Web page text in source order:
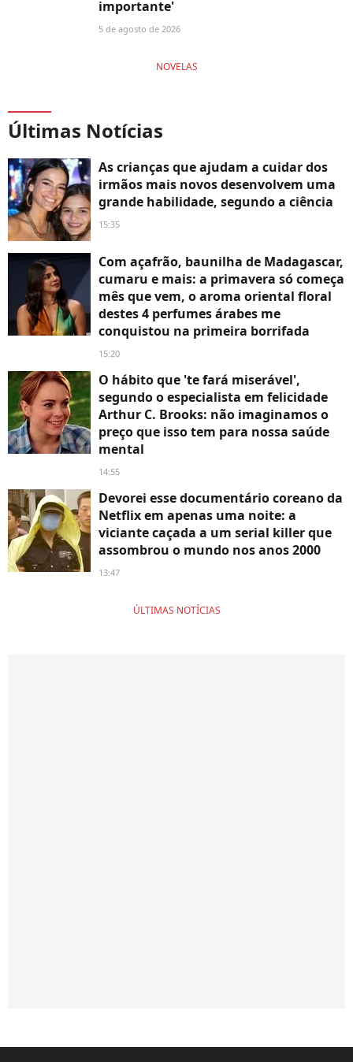
importante'
5 de agosto de 2026
NOVELAS
Últimas Notícias
As crianças que ajudam a cuidar dos
irmãos mais novos desenvolvem uma
grande habilidade, segundo a ciência
15:35
Com açafrão, baunilha de Madagascar,
cumaru e mais: a primavera só começa
mês que vem, o aroma oriental floral
destes 4 perfumes árabes me
conquistou na primeira borrifada
15:20
O hábito que 'te fará miserável',
segundo o especialista em felicidade
Arthur C. Brooks: não imaginamos o
preço que isso tem para nossa saúde
mental
14:55
Devorei esse documentário coreano da
Netflix em apenas uma noite: a
viciante caçada a um serial killer que
assombrou o mundo nos anos 2000
13:47
ÚLTIMAS NOTÍCIAS